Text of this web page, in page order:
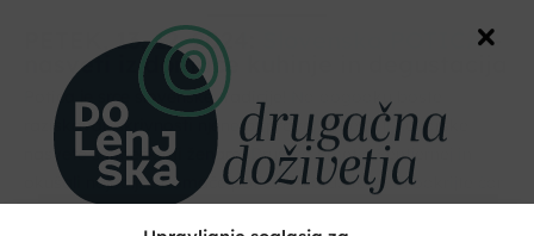
PETEK, 13. 12. 2024: Slovenska POTICA–
nasveti iz domače kuhinje in degustacija
Potica je srce slovenske tradicije! Na dogodku boste
raziskovali skrivnosti njene priprave, izmenjali kuharske
nasvete s kmečkimi ženami Društva kmetic Šentjernej in
okušali najboljše domače potice. Pridružite se in odkrijte čar
te kulinarične posebnosti!